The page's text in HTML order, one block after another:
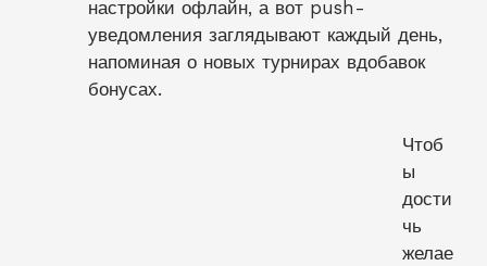
настройки офлайн, а вот push-
уведомления заглядывают каждый день,
напоминая о новых турнирах вдобавок
бонусах.
Чтоб
ы
дости
чь
желае